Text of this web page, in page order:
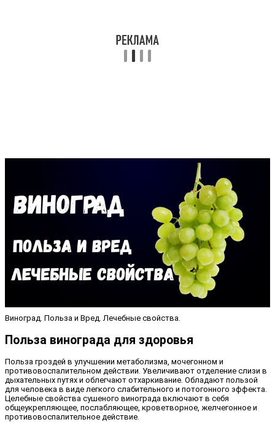
Виноград. Польза и Вред. Лечебные свойства.
Польза винограда для здоровья
Польза гроздей в улучшении метаболизма, мочегонном и
противовоспалительном действии. Увеличивают отделение слизи в
дыхательных путях и облегчают отхаркивание. Обладают пользой
для человека в виде легкого слабительного и потогонного эффекта.
Целебные свойства сушеного винограда включают в себя
общеукрепляющее, послабляющее, кроветворное, желчегонное и
противовоспалительное действие.